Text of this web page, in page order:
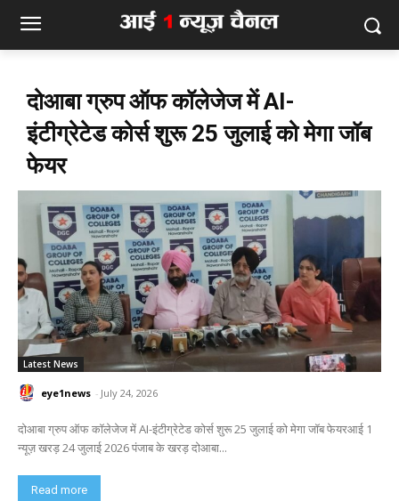
दोआबा ग्रुप ऑफ कॉलेजेज में AI-
इंटीग्रेटेड कोर्स शुरू 25 जुलाई को मेगा जॉब
फेयर
Latest News
eye1news - July 24, 2026
दोआबा ग्रुप ऑफ कॉलेजेज में AI-इंटीग्रेटेड कोर्स शुरू 25 जुलाई को मेगा जॉब फेयरआई 1
न्यूज़ खरड़ 24 जुलाई 2026 पंजाब के खरड़ दोआबा...
Read more